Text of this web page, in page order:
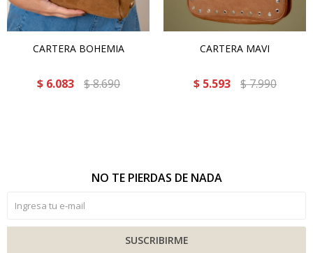
CARTERA BOHEMIA
$ 6.083 $8.690
CARTERA MAVI
$ 5.593 $7.990
NO TE PIERDAS DE NADA
SUSCRIBIRME